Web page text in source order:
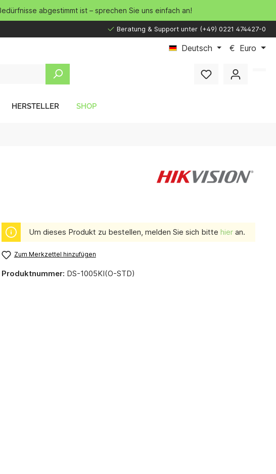
abgestimmt ist – sprechen Sie uns einfach an!
Beratung & Support unter (+49) 0221 474427-0
Deutsch € Euro
HERSTELLER SHOP
Um dieses Produkt zu bestellen, melden Sie sich bitte hieran.
Zum Merkzettel hinzufügen
Produktnummer: DS-1005KI(O-STD)